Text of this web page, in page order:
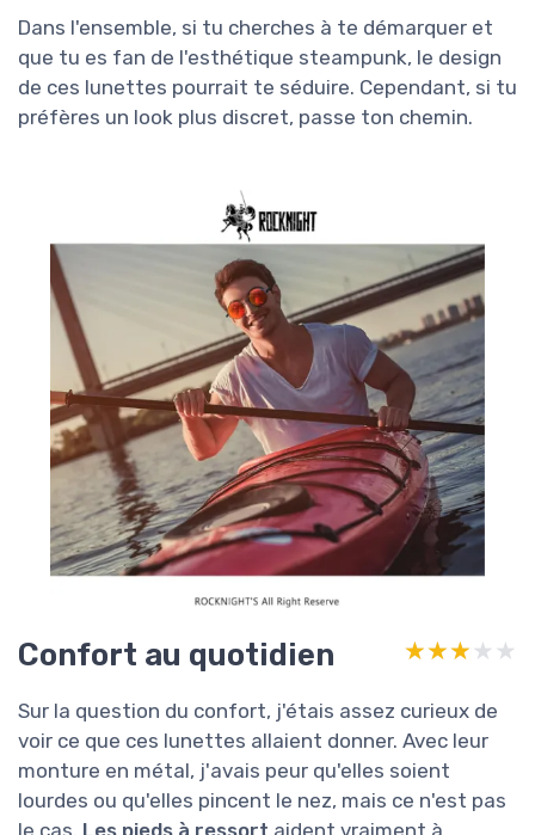
Dans l'ensemble, si tu cherches à te démarquer et
que tu es fan de l'esthétique steampunk, le design
de ces lunettes pourrait te séduire. Cependant, si tu
préfères un look plus discret, passe ton chemin.
Confort au quotidien ★★★★★
★★★★★
Sur la question du confort, j'étais assez curieux de
voir ce que ces lunettes allaient donner. Avec leur
monture en métal, j'avais peur qu'elles soient
lourdes ou qu'elles pincent le nez, mais ce n'est pas